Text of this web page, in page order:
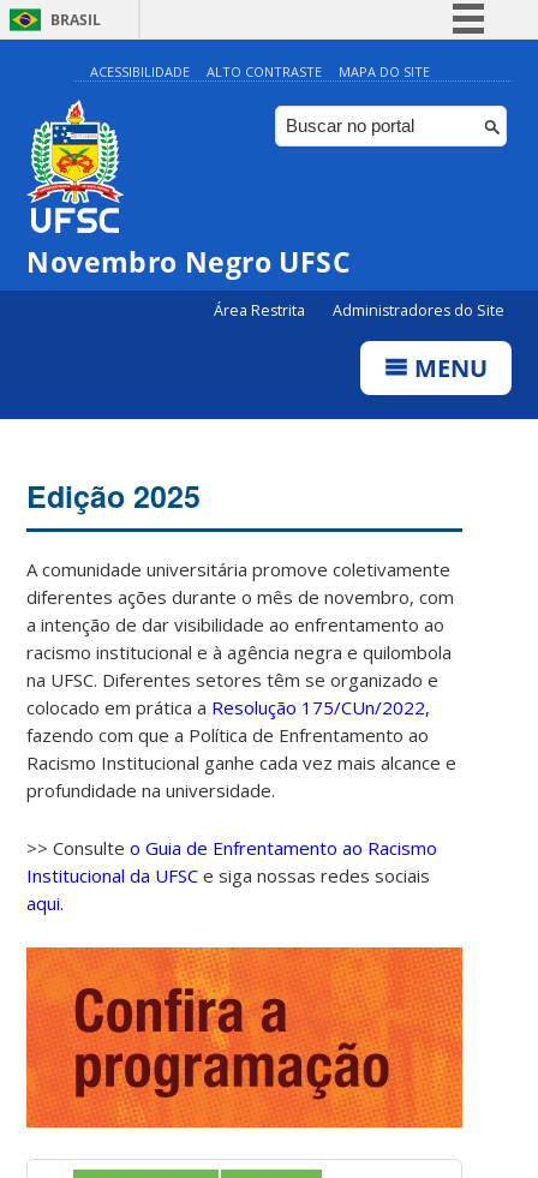
BRASIL
Simplifique!
Comunica BR
Participe
ACESSIBILIDADE ALTO CONTRASTE MAPA DO SITE
Novembro Negro UFSC
Área Restrita Administradores do Site
MENU
Edição 2025
A comunidade universitária promove coletivamente
diferentes ações durante o mês de novembro, com
a intenção de dar visibilidade ao enfrentamento ao
racismo institucional e à agência negra e quilombola
na UFSC. Diferentes setores têm se organizado e
colocado em prática a Resolução 175/CUn/2022,
fazendo com que a Política de Enfrentamento ao
Racismo Institucional ganhe cada vez mais alcance e
profundidade na universidade.
>> Consulteo Guia de Enfrentamento ao Racismo
Institucional da UFSC e siga nossas redes sociais
aqui.